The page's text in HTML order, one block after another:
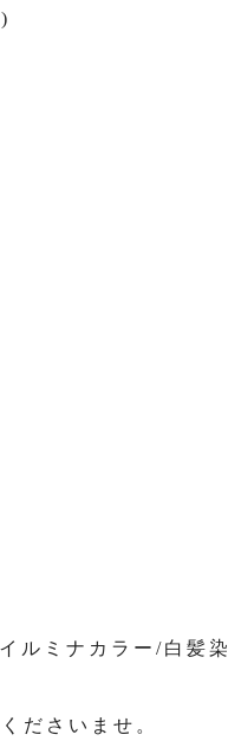
ルミナカラー/白髪染
ださいませ。